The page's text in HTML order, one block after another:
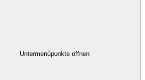
Untermenüpunkte öffnen